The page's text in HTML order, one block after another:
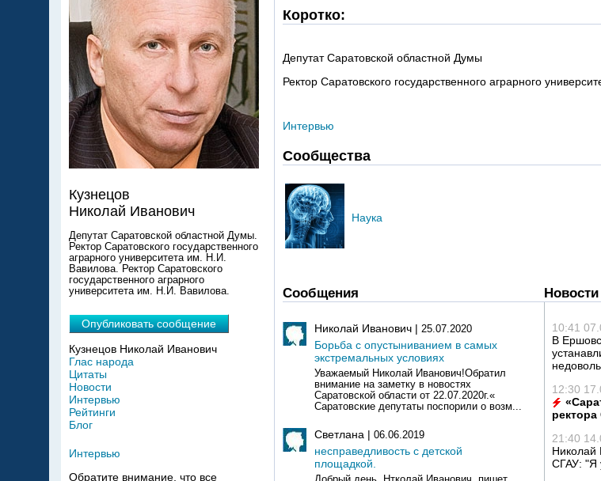
Коротко:
Депутат Саратовской областной Думы
Ректор Саратовского государственного аграрного
Интервью
Сообщества
Наука
Новости
Сообщения
10:41
В
12:30
21:40
Николай
СГАУ: "Я
Николай Иванович | 25.07.2020
Борьба с опустыниванием в самых
экстремальных условиях
Уважаемый Николай Иванович!Обратил
внимание на заметку в новостях
Саратовской области от 22.07.2020г.«
Саратовские депутаты поспорили о возм...
Светлана | 06.06.2019
несправедливость с детской
площадкой.
Кузнецов
Николай Иванович
Депутат Саратовской областной Думы.
Ректор Саратовского государственного
аграрного университета им. Н.И.
Вавилова. Ректор Саратовского
государственного аграрного
университета им. Н.И. Вавилова.
Опубликовать сообщение
Кузнецов Николай Иванович
Глас народа
Цитаты
Новости
Интервью
Рейтинги
Блог
Интервью
Обратите внимание, что все